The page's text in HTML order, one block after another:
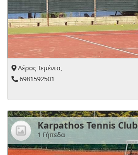
Λέρος Τεμένια,
6981592501
Karpathos Tennis Club
1 Γήπεδα